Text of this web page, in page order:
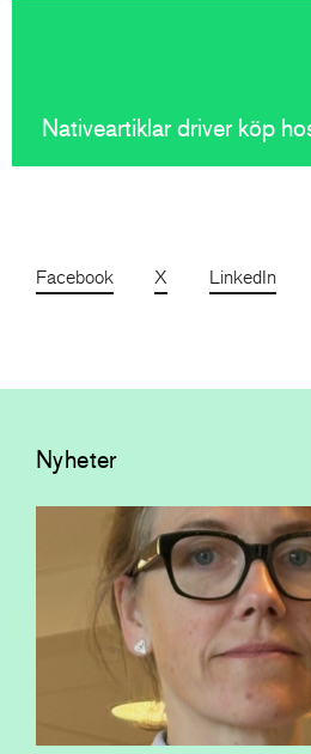
Nativeartiklar driver köp
Facebook X LinkedIn
Nyheter